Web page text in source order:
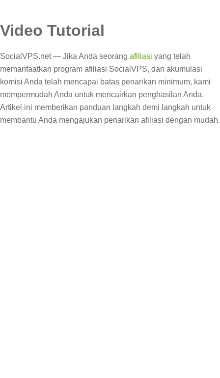
Video Tutorial
SocialVPS.net — Jika Anda seorang afiliasi yang telah
memanfaatkan program afiliasi SocialVPS, dan akumulasi
komisi Anda telah mencapai batas penarikan minimum, kami
mempermudah Anda untuk mencairkan penghasilan Anda.
Artikel ini memberikan panduan langkah demi langkah untuk
membantu Anda mengajukan penarikan afiliasi dengan mudah.